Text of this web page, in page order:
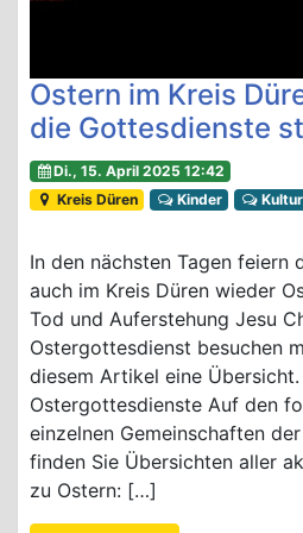
Ostern im Kreis
die Gottesdienste
Di., 15. April 2025 12:42
Kreis Düren
Kinder Kultur
In den nächsten Tagen feiern
auch im Kreis Düren wieder
Tod und Auferstehung Jesu
Ostergottesdienst besuchen
diesem Artikel eine
Ostergottesdienste Auf den
einzelnen Gemeinschaften
finden Sie Übersichten aller
zu Ostern: […]